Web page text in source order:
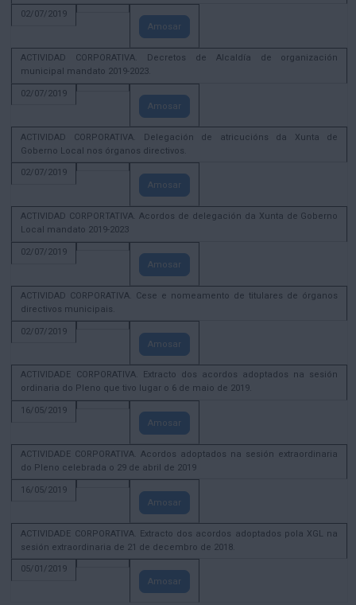
02/07/2019
Amosar
ACTIVIDAD CORPORATIVA. Decretos de Alcaldía de organización
municipal mandato 2019-2023.
02/07/2019
Amosar
ACTIVIDAD CORPORATIVA. Delegación de atricucións da Xunta de
Goberno Local nos órganos directivos.
02/07/2019
Amosar
ACTIVIDAD CORPORTATIVA. Acordos de delegación da Xunta de Goberno
Local mandato 2019-2023
02/07/2019
Amosar
ACTIVIDAD CORPORATIVA. Cese e nomeamento de titulares de órganos
directivos municipais.
02/07/2019
Amosar
ACTIVIDADE CORPORATIVA. Extracto dos acordos adoptados na sesión
ordinaria do Pleno que tivo lugar o 6 de maio de 2019.
16/05/2019
Amosar
ACTIVIDADE CORPORATIVA. Acordos adoptados na sesión extraordinaria
do Pleno celebrada o 29 de abril de 2019
16/05/2019
Amosar
ACTIVIDADE CORPORATIVA. Extracto dos acordos adoptados pola XGL na
sesión extraordinaria de 21 de decembro de 2018.
05/01/2019
Amosar